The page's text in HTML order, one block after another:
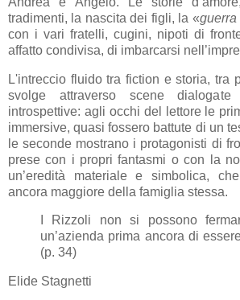
tradimenti, la nascita dei figli, la «guerra
con i vari fratelli, cugini, nipoti di
affatto condivisa, di imbarcarsi
L'intreccio fluido tra fiction e storia, tra
svolge attraverso scene
introspettive: agli occhi del lettore le
immersive, quasi fossero battute di un
le seconde mostrano i protagonisti di
prese con i propri fantasmi o con la
un’eredità materiale e simbolica,
ancora maggiore della famiglia stessa.
I Rizzoli non si possono
un’azienda prima ancora di
(p. 34)
Elide Stagnetti